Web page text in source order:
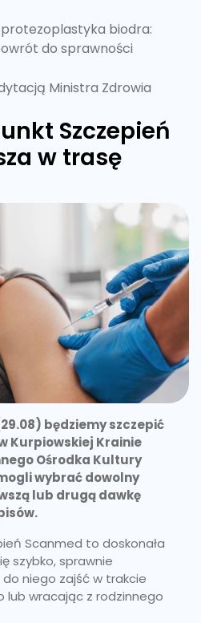
biodra:
do sprawności
Ministra Zdrowia
Szczepień
w trasę
będziemy szczepić
Kurpiowskiej Krainie
Ośrodka Kultury
wybrać dowolny
lub drugą dawkę
Scanmed to doskonała
szybko, sprawnie
niego zajść w trakcie
lub wracając z rodzinnego